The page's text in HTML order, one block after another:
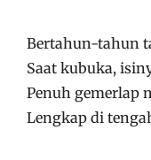
Bertahun-tahun
Saat kubuka,
Penuh gemerlap
Lengkap di